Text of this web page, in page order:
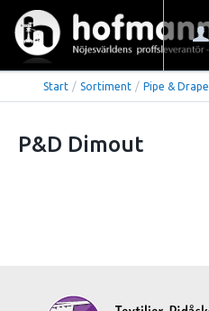
Start / Sortiment / Pipe & Drape
P&D Dimout